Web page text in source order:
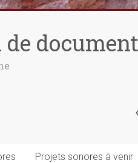
de
Projets sonores à venir